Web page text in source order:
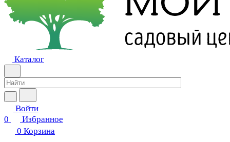
Каталог
Войти
0
Избранное
0 Корзина